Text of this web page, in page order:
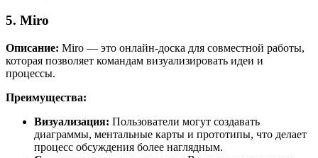
5. Miro
Описание: Miro — это онлайн-доска для совместной работы,
которая позволяет командам визуализировать идеи и
процессы.
Преимущества:
Визуализация: Пользователи могут создавать
диаграммы, ментальные карты и прототипы, что делает
процесс обсуждения более наглядным.